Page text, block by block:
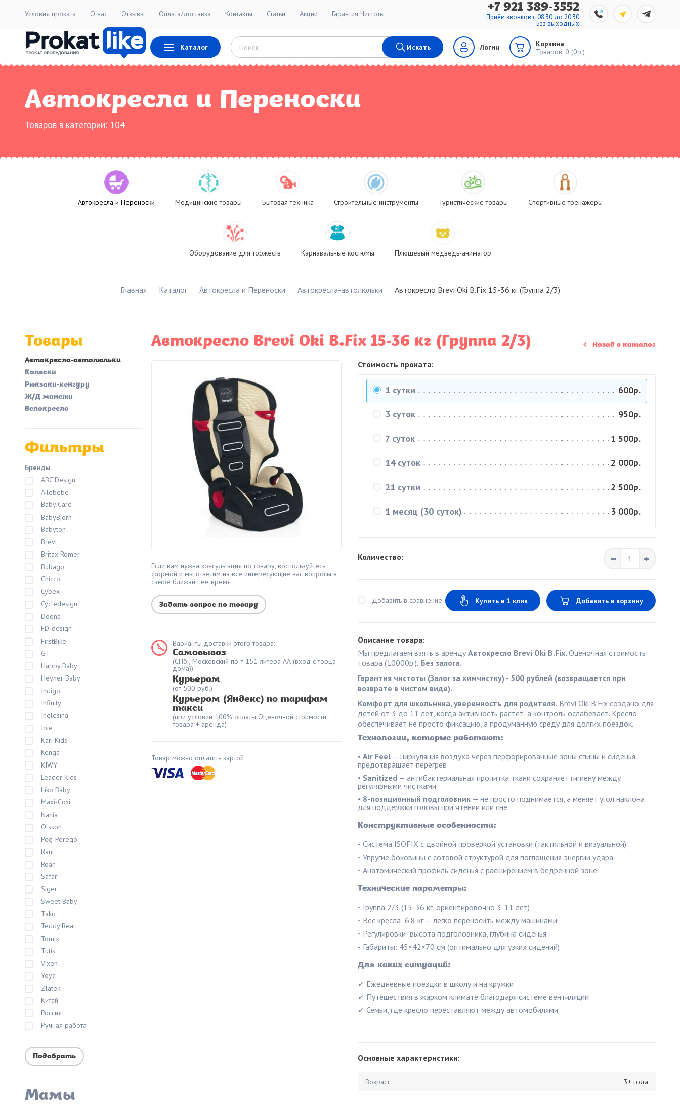
Условия проката О нас Отзывы Оплата/доставка Контакты Статьи Акции Гарантия Чистоты +7 921 389-3552
Приём звонков с 08:30 до 20:30
Без выходных
Каталог Искать Логин
Корзина
Товаров: 0 (0р.)
Автокресла и Переноски
Товаров в категории: 104
Автокресла и Переноски Медицинские товары Бытовая техника Строительные инструменты Туристические товары Спортивные тренажёры
Оборудование для торжеств Карнавальные костюмы Плюшевый медведь-аниматор
Главная Каталог Автокресла и Переноски Автокресла-автолюльки Автокресло Brevi Oki B.Fix 15-36 кг (Группа 2/3)
Товары
Автокресла-автолюльки
Коляски
Рюкзаки-кенгуру
Ж/Д манежи
Велокресло
Фильтры
Бренды
ABC Design
Ailebebe
Baby Care
BabyBjorn
Babyton
Brevi
Britax Romer
Bubago
Chicco
Cybex
Cycledesign
Doona
FD-design
FirstBike
GT
Happy Baby
Heyner Baby
Indigo
Infinity
Inglesina
Joie
Kari Kids
Kenga
KIWY
Leader Kids
Liko Baby
Maxi-Cosi
Nania
Olsson
Peg-Perego
Rant
Roan
Safari
Siger
Sweet Baby
Tako
Teddy Bear
Tomix
Tutis
Vixen
Yoya
Zlatek
Китай
Россия
Ручная работа
Мамы
Автокресло Brevi Oki B.Fix 15-36 кг (Группа 2/3) Назад в каталог
Если вам нужна консультация по товару, воспользуйтесь
формой и мы ответим на все интересующие вас вопросы в
самое ближайшее время
Задать вопрос по товару
Варианты доставки этого товара:
Самовывоз
(СПб., Московский пр-т 151 литера АА (вход с торца
дома))
Курьером
(от 500 руб.)
Курьером (Яндекс) по тарифам
такси
(при условии 100% оплаты Оценочной стоимости
товара + аренда)
Товар можно оплатить картой
Стоимость проката:
1 сутки 600р.
3 суток 950р.
7 суток 1 500р.
14 суток 2 000р.
21 сутки 2 500р.
1 месяц (30 суток) 3 000р.
Количество:
Добавить в сравнение Купить в 1 клик Добавить в корзину
Описание товара:
Мы предлагаем взять в арендуАвтокресло Brevi Oki B.Fix. Оценочная стоимость
товара (10000р.). Без залога.
Гарантия чистоты (Залог за химчистку) - 500 рублей (возвращается при
возврате в чистом виде).
Комфорт для школьника, уверенность для родителя. Brevi Oki B.Fix создано для
детей от 3 до 11 лет, когда активность растет, а контроль ослабевает. Кресло
обеспечивает не просто фиксацию, а продуманную среду для долгих поездок.
Технологии, которые работают:
• Air Feel— циркуляция воздуха через перфорированные зоны спины и сиденья
предотвращает перегрев
• Sanitized— антибактериальная пропитка ткани сохраняет гигиену между
регулярными чистками
• 8-позиционный подголовник— не просто поднимается, а меняет угол наклона
для поддержки головы при чтении или сне
Конструктивные особенности:
- Система ISOFIX с двойной проверкой установки (тактильной и визуальной)
- Упругие боковины с сотовой структурой для поглощения энергии удара
- Анатомический профиль сиденья с расширением в бедренной зоне
Технические параметры:
- Группа 2/3 (15-36 кг, ориентировочно 3-11 лет)
- Вес кресла: 6.8 кг — легко переносить между машинами
- Регулировки: высота подголовника, глубина сиденья
- Габариты: 45×42×70 см (оптимально для узких сидений)
Для каких ситуаций:
✓ Ежедневные поездки в школу и на кружки
✓ Путешествия в жарком климате благодаря системе вентиляции
✓ Семьи, где кресло переставляют между автомобилями
Основные характеристики:
Возраст 3+ года